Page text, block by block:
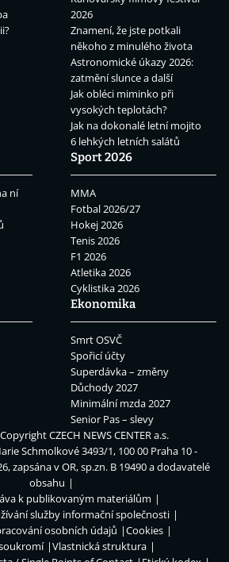
2026
Znamení, že jste potkali
někoho z minulého života
Astronomické úkazy 2026:
zatmění slunce a další
Jak obléci miminko při
vysokých teplotách?
Jak na dokonalé letní mojito
6 lehkých letních salátů
ní
Sport 2026
MMA
Fotbal 2026/27
Hokej 2026
Tenis 2026
F1 2026
Atletika 2026
Cyklistika 2026
Ekonomika
Smrt OSVČ
Spořicí účty
Superdávka – změny
Důchody 2027
Minimální mzda 2027
Senior Pas – slevy
CZECH NEWS CENTER a.s.
Schmolkové 3493/1, 100 00 Praha 10 -
zapsána v OR, sp.zn. B 19490 a dodavatelé
obsahu
k publikovaným materiálům
služby informační společnosti
osobních údajů
Cookies
Vlastnická struktura